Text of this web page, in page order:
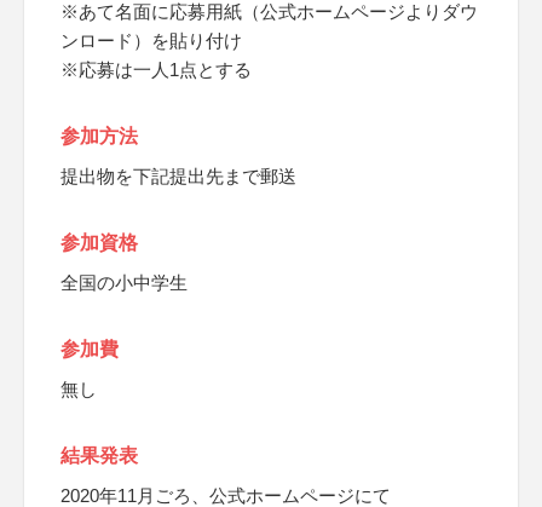
※あて名面に応募用紙（公式ホームページよりダウ
ンロード）を貼り付け
※応募は一人1点とする
参加方法
提出物を下記提出先まで郵送
参加資格
全国の小中学生
参加費
無し
結果発表
2020年11月ごろ、公式ホームページにて